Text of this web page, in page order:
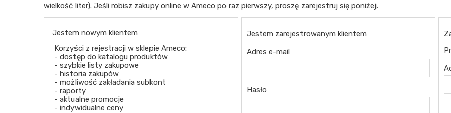
wielkość liter). Jeśli robisz zakupy online w Ameco po raz pierwszy, proszę zarejestruj się poniżej.
Jestem nowym klientem
Korzyści z rejestracji w sklepie Ameco:
- dostęp do katalogu produktów
- szybkie listy zakupowe
- historia zakupów
- możliwość zakładania subkont
- raporty
- aktualne promocje
- indywidualne ceny
Jestem zarejestrowanym klientem
Adres e-mail
Hasło